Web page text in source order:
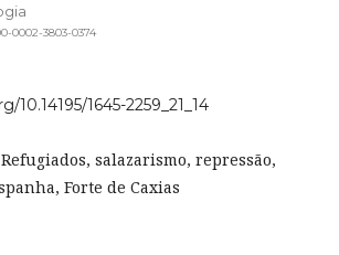
0002-3803-0374
10.14195/1645-2259_21_14
Refugiados, salazarismo, repressão,
Forte de Caxias